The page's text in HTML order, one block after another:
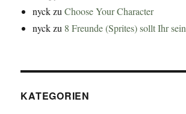
nyckzuChoose Your Character
nyckzu 8 Freunde (Sprites) sollt Ihr sein
KATEGORIEN